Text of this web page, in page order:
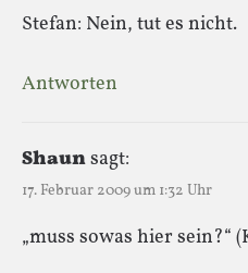
Stefan: Nein, tut es nicht.
Antworten
Shaunsagt:
17. Februar 2009 um 1:32 Uhr
„muss sowas hier sein?“